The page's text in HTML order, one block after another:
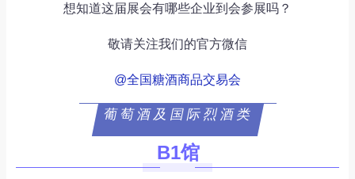
想知道这届展会有哪些企业到会参展吗？
敬请关注我们的官方微信
@全国糖酒商品交易会
葡萄酒及国际烈酒类
B1馆